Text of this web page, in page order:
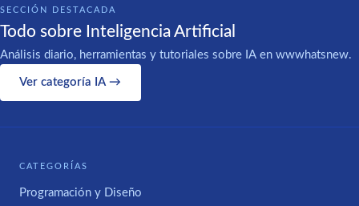
SECCIÓN DESTACADA
Todo sobre Inteligencia Artificial
Análisis diario, herramientas y tutoriales sobre IA en wwwhatsnew.
Ver categoría IA →
CATEGORÍAS
Programación y Diseño